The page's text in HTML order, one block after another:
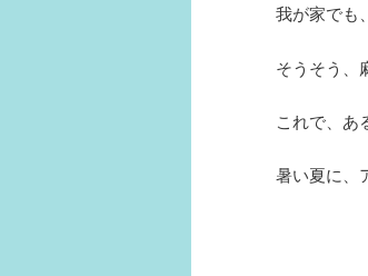
我が家でも
そうそう、
これで、
暑い夏に